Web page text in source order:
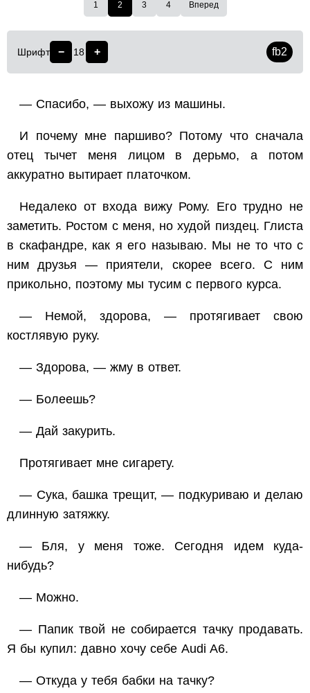
1 2 3 4 Вперед
Шрифт − 18 + fb2
— Спасибо, — выхожу из машины.
И почему мне паршиво? Потому что сначала
отец тычет меня лицом в дерьмо, а потом
аккуратно вытирает платочком.
Недалеко от входа вижу Рому. Его трудно не
заметить. Ростом с меня, но худой пиздец. Глиста
в скафандре, как я его называю. Мы не то что с
ним друзья — приятели, скорее всего. С ним
прикольно, поэтому мы тусим с первого курса.
— Немой, здорова, — протягивает свою
костлявую руку.
— Здорова, — жму в ответ.
— Болеешь?
— Дай закурить.
Протягивает мне сигарету.
— Сука, башка трещит, — подкуриваю и делаю
длинную затяжку.
— Бля, у меня тоже. Сегодня идем куда-
нибудь?
— Можно.
— Папик твой не собирается тачку продавать.
Я бы купил: давно хочу себе Audi A6.
— Откуда у тебя бабки на тачку?